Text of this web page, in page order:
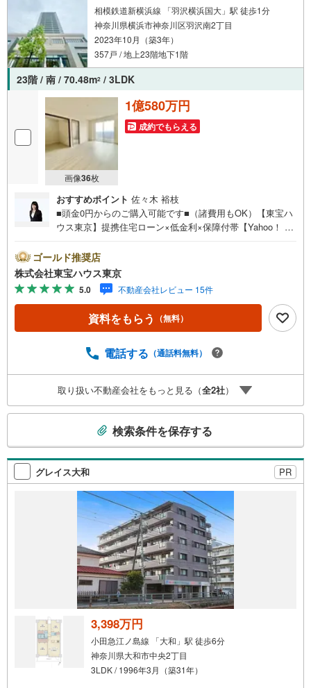
相模鉄道新横浜線 「羽沢横浜国大」駅 徒歩1分
神奈川県横浜市神奈川区羽沢南2丁目
2023年10月（築3年）
357戸 / 地上23階地下1階
23階 / 南 / 70.48m2 / 3LDK
画像36枚
1億580万円
成約でもらえる
おすすめポイント 佐々木 裕枝
■頭金0円からのご購入可能です■（諸費用もOK）【東宝ハ
ウス東京】提携住宅ローン×低金利×保障付帯【Yahoo！ 不
ayボーナスライトがもらえる「Yahoo！ 不動産 物件ご成約
キャンペーン」の対象になります。「資料をもらう」「見
学予約をする」ボタンからお問い合わせください。※必ずY
ahoo！ JAPAN IDでログインしてください。※PayPayボー
ナスライトは出金と譲渡はできません。ご案内・詳細な資
料のご請求はお気軽にどうぞ♪お電話でのお問い合わせも
ゴールド推奨店
株式会社東宝ハウス東京
5.0 不動産会社レビュー 15件
資料をもらう （無料）
電話する （通話料無料）
取り扱い不動産会社をもっと見る（全2社）
検
索
条
検索条件を保存する
グレイス大和 PR
3,398万円
小田急江ノ島線 「大和」駅 徒歩6分
神奈川県大和市中央2丁目
3LDK / 1996年3月（築31年）